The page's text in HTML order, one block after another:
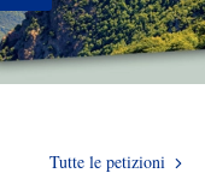
Tutte le petizioni